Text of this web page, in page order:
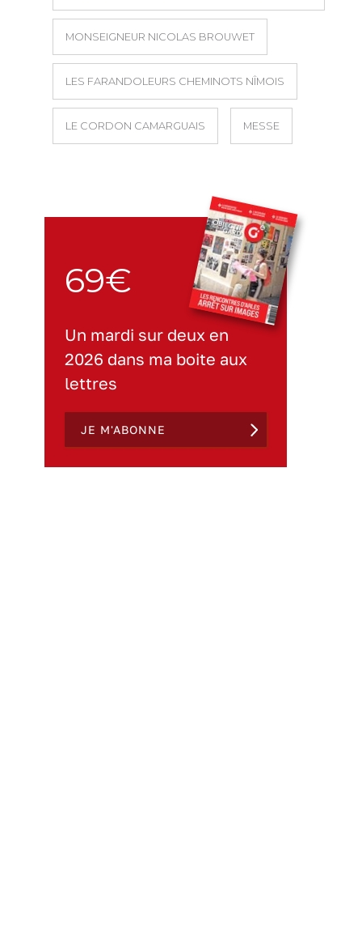
MONSEIGNEUR NICOLAS BROUWET
LES FARANDOLEURS CHEMINOTS NÎMOIS
LE CORDON CAMARGUAIS MESSE
69€
Un mardi sur deux en
2026 dans ma boite aux
lettres
JE M'ABONNE